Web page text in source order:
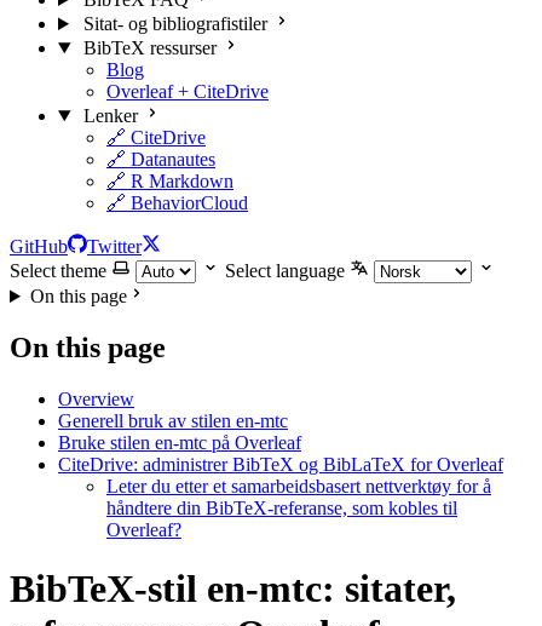
Sitat- og bibliografistiler
BibTeX ressurser
Blog
Overleaf + CiteDrive
Lenker
🔗 CiteDrive
🔗 Datanautes
🔗 R Markdown
🔗 BehaviorCloud
GitHub
Twitter
Select theme
Select language
On this page
On this page
Overview
Generell bruk av stilen en-mtc
Bruke stilen en-mtc på Overleaf
CiteDrive: administrer BibTeX og BibLaTeX for Overleaf
Leter du etter et samarbeidsbasert nettverktøy for å
håndtere din BibTeX-referanse, som kobles til
Overleaf?
BibTeX-stil en-mtc: sitater,